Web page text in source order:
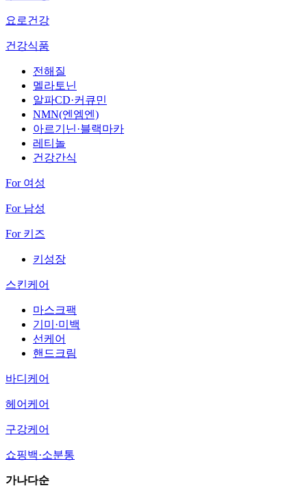
요로건강
건강식품
전해질
멜라토닌
알파CD·커큐민
NMN(엔엠엔)
아르기닌·블랙마카
레티놀
건강간식
For 여성
For 남성
For 키즈
키성장
스킨케어
마스크팩
기미·미백
선케어
핸드크림
바디케어
헤어케어
구강케어
쇼핑백·소분통
가나다순